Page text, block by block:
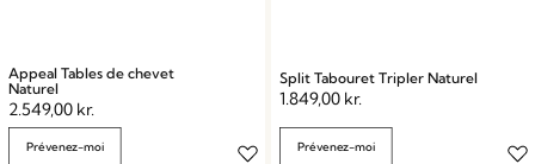
Appeal Tables de chevet
Naturel
2.549,00 kr.
Prévenez-moi
Split Tabouret Tripler Naturel
1.849,00 kr.
Prévenez-moi